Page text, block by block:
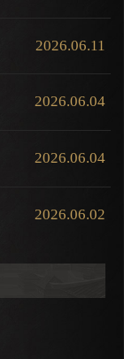
2026.06.11
2026.06.04
2026.06.04
2026.06.02